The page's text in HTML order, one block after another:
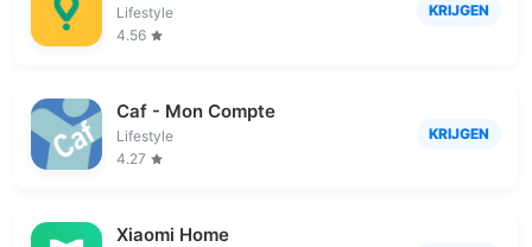
Lifestyle
4.56
KRIJGEN
Caf - Mon Compte
Lifestyle
4.27
KRIJGEN
Xiaomi Home